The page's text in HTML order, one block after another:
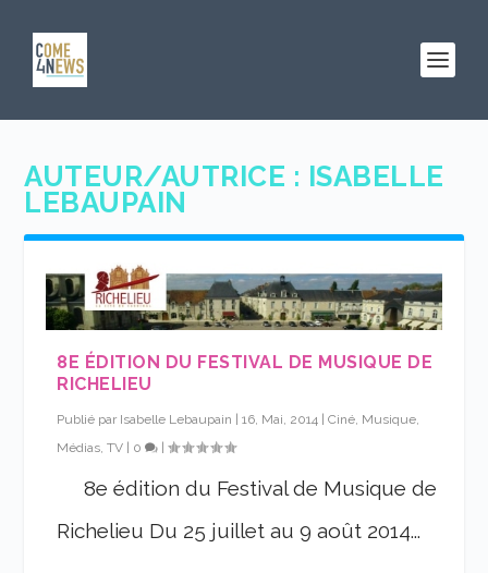
AUTEUR/AUTRICE : ISABELLE
LEBAUPAIN
8E ÉDITION DU FESTIVAL DE MUSIQUE DE
RICHELIEU
Publié par Isabelle Lebaupain |16, Mai, 2014 |Ciné, Musique,
Médias, TV
0 |
8e édition du Festival de Musique de
Richelieu Du 25 juillet au 9 août 2014...